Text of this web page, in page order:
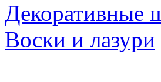
Декоративные
Воски и лазури